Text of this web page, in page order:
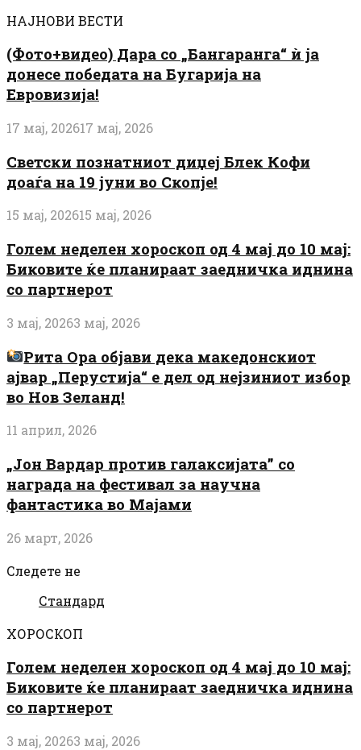
НАЈНОВИ ВЕСТИ
(Фото+видео) Дара со „Бангаранга“ ѝ ја
донесе победата на Бугарија на
Евровизија!
17 мај, 202617 мај, 2026
Светски познатниот диџеј Блек Кофи
доаѓа на 19 јуни во Скопје!
15 мај, 202615 мај, 2026
Голем неделен хороскоп од 4 мај до 10 мај:
Биковите ќе планираат заедничка иднина
со партнерот
3 мај, 20263 мај, 2026
Рита Ора објави дека македонскиот
ајвар „Перустија“ е дел од нејзиниот избор
во Нов Зеланд!
11 април, 2026
„Јон Вардар против галаксијата” со
награда на фестивал за научна
фантастика во Мајами
26 март, 2026
Следете не
Стандард
ХОРОСКОП
Голем неделен хороскоп од 4 мај до 10 мај:
Биковите ќе планираат заедничка иднина
со партнерот
3 мај, 20263 мај, 2026